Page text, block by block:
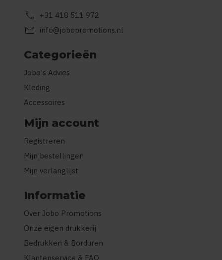
call +31 418 511 972
mail info@jobopromotions.nl
Categorieën
Jobo's Advies
Kleding
Accessoires
Mijn account
Registreren
Mijn bestellingen
Mijn verlanglijst
Informatie
Over Jobo Promotions
Onze eigen drukkerij
Bedrukken & Borduren
Klantenservice & FAQ